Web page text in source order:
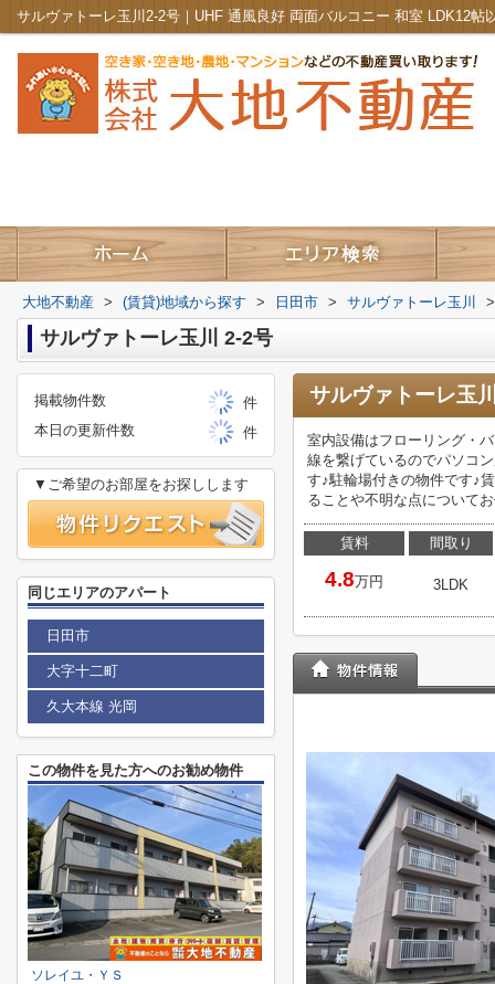
大地不動産 > (賃貸)地域から探す > 日田市 > サルヴァトーレ玉川 >
サルヴァトーレ玉川 2-2号
サルヴァトーレ玉
室内設備はフローリング・
線を繋げているのでパソコ
す♪駐輪場付きの物件です♪
ることや不明な点について
賃料
4.8万円
間取り
3LDK
掲載物件数
件
本日の更新件数
件
▼ご希望のお部屋をお探しします
同じエリアのアパート
日田市
大字十二町
久大本線 光岡
この物件を見た方へのお勧め物件
ソレイユ・ＹＳ